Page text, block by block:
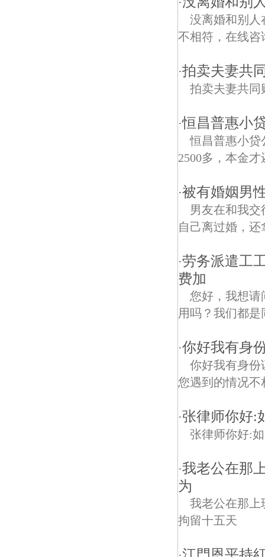
没离婚和别人
不相符，在线咨
·拍卖夫妻共
拍卖夫妻共同
·恒昌普惠小
恒昌普惠小贷
2500多，本金
·被有婚姻男
男友在和我
自己离过婚，
·劳务派遣工
费加
您好，我想请
用吗？我们都
·你好我有身
你好我有身份
您遇到的情况不
·张律师你好:
张律师你好:
·我老公在那
为
我老公在那上
拘留十五天